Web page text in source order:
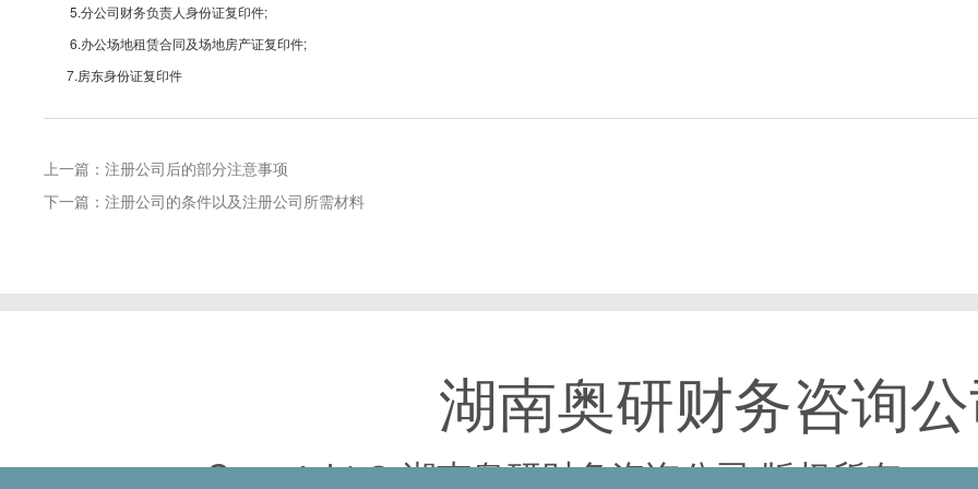
5.分公司财务负责人身份证复印件;
6.办公场地租赁合同及场地房产证复印件;
7.房东身份证复印件
上一篇：注册公司后的部分注意事项
下一篇：注册公司的条件以及注册公司所需材料
湖南奥研财务咨询公
Copyright © 湖南奥研财务咨询公司 版权所有湘